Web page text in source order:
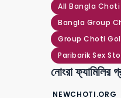
All Bangla
Bangla Group
Group Choti
Paribarik Sex
নোংরা ফ্যামিলির